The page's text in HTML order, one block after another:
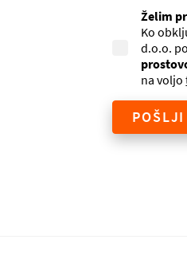
Želim
Ko
d.o.o.
na voljo
POŠLJI